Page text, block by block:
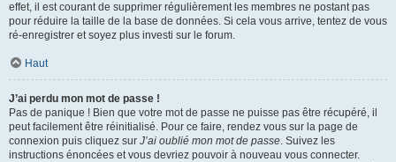
effet, il est courant de supprimer régulièrement les membres ne postant pas
pour réduire la taille de la base de données. Si cela vous arrive, tentez de vous
ré-enregistrer et soyez plus investi sur le forum.
Haut
J’ai perdu mon mot de passe !
Pas de panique ! Bien que votre mot de passe ne puisse pas être récupéré, il
peut facilement être réinitialisé. Pour ce faire, rendez vous sur la page de
connexion puis cliquez sur J’ai oublié mon mot de passe. Suivez les
instructions énoncées et vous devriez pouvoir à nouveau vous connecter.